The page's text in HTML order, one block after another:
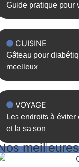
Guide pratique pour
CUISINE
Gâteau pour
moelleux
VOYAGE
Les endroits à
et la saison